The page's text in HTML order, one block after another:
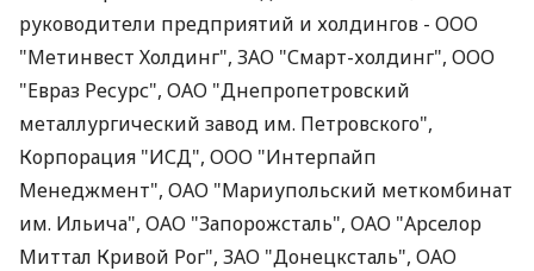
руководители предприятий и холдингов - ООО
"Метинвест Холдинг", ЗАО "Смарт-холдинг", ООО
"Евраз Ресурс", ОАО "Днепропетровский
металлургический завод им. Петровского",
Корпорация "ИСД", ООО "Интерпайп
Менеджмент", ОАО "Мариупольский меткомбинат
им. Ильича", ОАО "Запорожсталь", ОАО "Арселор
Миттал Кривой Рог", ЗАО "Донецксталь", ОАО